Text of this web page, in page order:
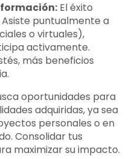
El éxito
puntualmente a
o virtuales),
activamente.
más beneficios
oportunidades para
adquiridas, ya sea
personales o en
Consolidar tus
maximizar su impacto.